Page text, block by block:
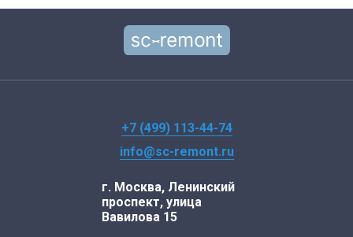
+7 (499) 113-44-74
info@sc-remont.ru
г. Москва, Ленинский
проспект, улица
Вавилова 15